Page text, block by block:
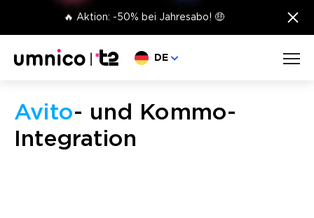
🔥 Aktion: -50% bei Jahresabo! 🤑 ×
Sprache wählen
DE
Avito- und Kommo-
Integration